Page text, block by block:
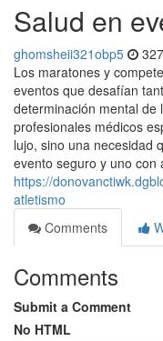
Salud en
ghomsheii321obp5
Los maratones y
eventos que desafían
determinación mental de
profesionales médicos
lujo, sino una necesidad
evento seguro y uno con
https://
atletismo
Comments
Comments
Submit a Comment
No HTML